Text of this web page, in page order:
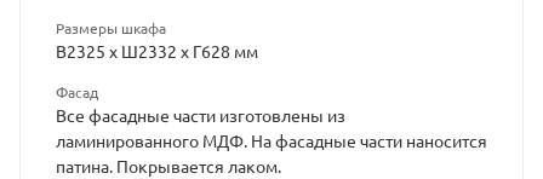
Размеры шкафа
В2325 х Ш2332 х Г628 мм
Фасад
Все фасадные части изготовлены из
ламинированного МДФ. На фасадные части наносится
патина. Покрывается лаком.